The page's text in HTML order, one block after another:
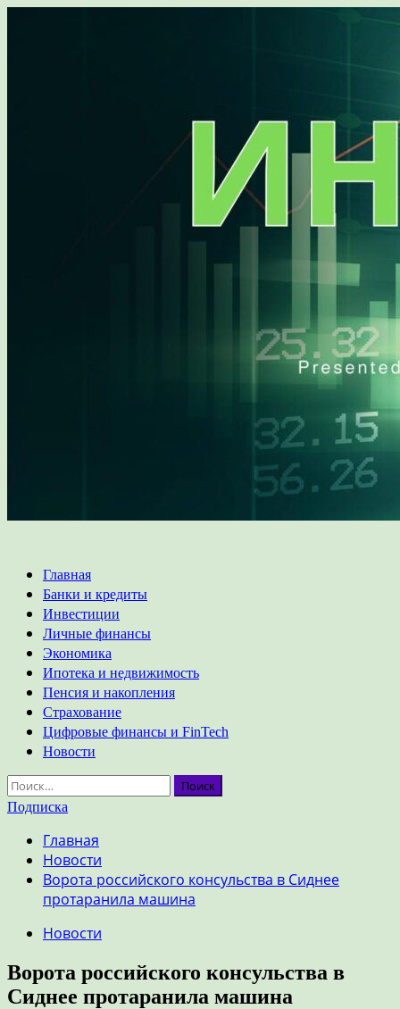
Основное
меню
Главная
Банки и кредиты
Инвестиции
Личные финансы
Экономика
Ипотека и недвижимость
Пенсия и накопления
Страхование
Цифровые финансы и FinTech
Новости
Найти:
Подписка
Главная
Новости
Ворота российского консульства в Сиднее
протаранила машина
Новости
Ворота российского консульства в
Сиднее протаранила машина